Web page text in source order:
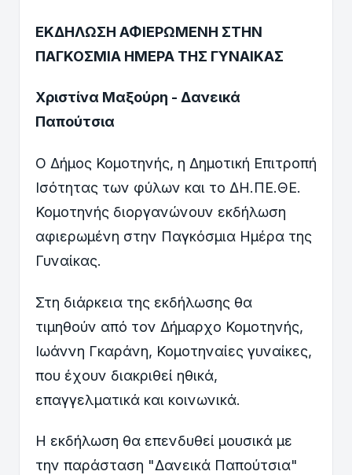
ΕΚΔΗΛΩΣΗ ΑΦΙΕΡΩΜΕΝΗ ΣΤΗΝ
ΠΑΓΚΟΣΜΙΑ ΗΜΕΡΑ ΤΗΣ ΓΥΝΑΙΚΑΣ
Χριστίνα Μαξούρη - Δανεικά
Παπούτσια
Ο Δήμος Κομοτηνής, η Δημοτική Επιτροπή
Ισότητας των φύλων και το ΔΗ.ΠΕ.ΘΕ.
Κομοτηνής διοργανώνουν εκδήλωση
αφιερωμένη στην Παγκόσμια Ημέρα της
Γυναίκας.
Στη διάρκεια της εκδήλωσης θα
τιμηθούν από τον Δήμαρχο Κομοτηνής,
Ιωάννη Γκαράνη, Κομοτηναίες γυναίκες,
που έχουν διακριθεί ηθικά,
επαγγελματικά και κοινωνικά.
Η εκδήλωση θα επενδυθεί μουσικά με
την παράσταση "Δανεικά Παπούτσια"